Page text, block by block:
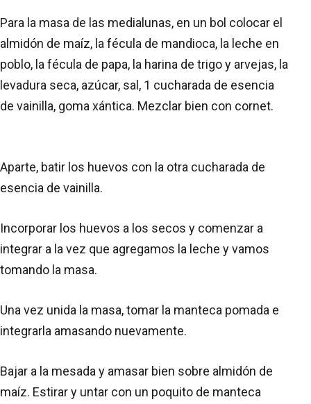
Para la masa de las medialunas, en un bol colocar el
almidón de maíz, la fécula de mandioca, la leche en
poblo, la fécula de papa, la harina de trigo y arvejas, la
levadura seca, azúcar, sal, 1 cucharada de esencia
de vainilla, goma xántica. Mezclar bien con cornet.
Aparte, batir los huevos con la otra cucharada de
esencia de vainilla.
Incorporar los huevos a los secos y comenzar a
integrar a la vez que agregamos la leche y vamos
tomando la masa.
Una vez unida la masa, tomar la manteca pomada e
integrarla amasando nuevamente.
Bajar a la mesada y amasar bien sobre almidón de
maíz. Estirar y untar con un poquito de manteca